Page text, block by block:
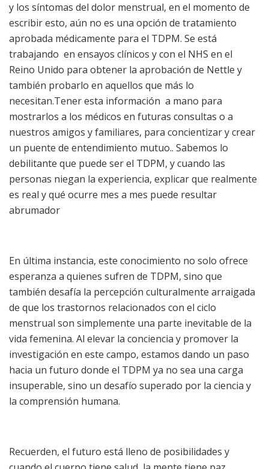
y los síntomas del dolor menstrual, en el momento de
escribir esto, aún no es una opción de tratamiento
aprobada médicamente para el TDPM. Se está
trabajando en ensayos clínicos y con el NHS en el
Reino Unido para obtener la aprobación de Nettle y
también probarlo en aquellos que más lo
necesitan.Tener esta información a mano para
mostrarlos a los médicos en futuras consultas o a
nuestros amigos y familiares, para concientizar y crear
un puente de entendimiento mutuo.. Sabemos lo
debilitante que puede ser el TDPM, y cuando las
personas niegan la experiencia, explicar que realmente
es real y qué ocurre mes a mes puede resultar
abrumador
En última instancia, este conocimiento no solo ofrece
esperanza a quienes sufren de TDPM, sino que
también desafía la percepción culturalmente arraigada
de que los trastornos relacionados con el ciclo
menstrual son simplemente una parte inevitable de la
vida femenina. Al elevar la conciencia y promover la
investigación en este campo, estamos dando un paso
hacia un futuro donde el TDPM ya no sea una carga
insuperable, sino un desafío superado por la ciencia y
la comprensión humana.
Recuerden, el futuro está lleno de posibilidades y